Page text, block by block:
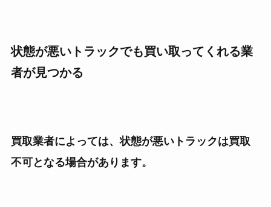
状態が悪いトラックでも買い取ってくれる業
者が見つかる
買取業者によっては、状態が悪いトラックは買取
不可となる場合があります。